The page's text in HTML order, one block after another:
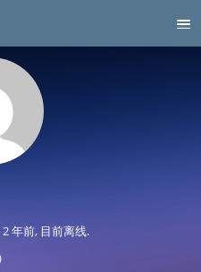
2 年前, 目前离线.